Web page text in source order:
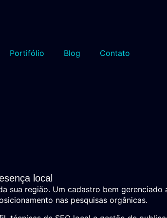
Portifólio Blog Contato
local
região. Um cadastro bem
nas pesquisas orgânicas.